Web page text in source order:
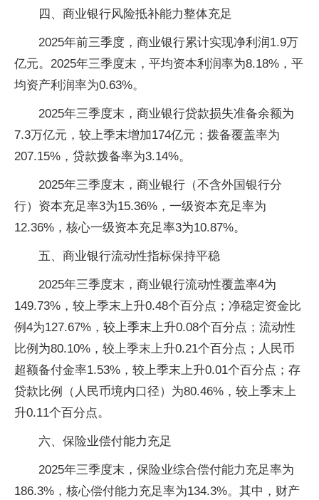
四、商业银行风险抵补能力整体充足
2025年前三季度，商业银行累计实现净利润1.9万
亿元。2025年三季度末，平均资本利润率为8.18%，平
均资产利润率为0.63%。
2025年三季度末，商业银行贷款损失准备余额为
7.3万亿元，较上季末增加174亿元；拨备覆盖率为
207.15%，贷款拨备率为3.14%。
2025年三季度末，商业银行（不含外国银行分
行）资本充足率3为15.36%，一级资本充足率为
12.36%，核心一级资本充足率3为10.87%。
五、商业银行流动性指标保持平稳
2025年三季度末，商业银行流动性覆盖率4为
149.73%，较上季末上升0.48个百分点；净稳定资金比
例4为127.67%，较上季末上升0.08个百分点；流动性
比例为80.10%，较上季末上升0.21个百分点；人民币
超额备付金率1.53%，较上季末上升0.01个百分点；存
贷款比例（人民币境内口径）为80.46%，较上季末上
升0.11个百分点。
六、保险业偿付能力充足
2025年三季度末，保险业综合偿付能力充足率为
186.3%，核心偿付能力充足率为134.3%。其中，财产